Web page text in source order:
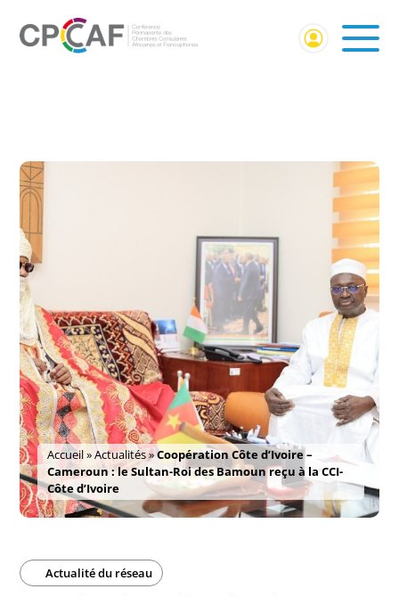
Accueil»Actualités»Coopération Côte d’Ivoire –
Cameroun : le Sultan-Roi des Bamoun reçu à la CCI-
Côte d’Ivoire
Actualité du réseau